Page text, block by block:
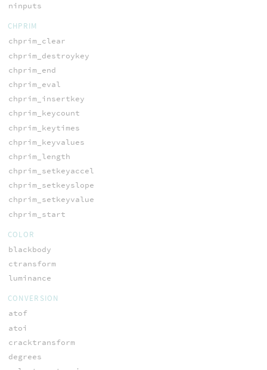
ninputs
CHPRIM
chprim_clear
chprim_destroykey
chprim_end
chprim_eval
chprim_insertkey
chprim_keycount
chprim_keytimes
chprim_keyvalues
chprim_length
chprim_setkeyaccel
chprim_setkeyslope
chprim_setkeyvalue
chprim_start
COLOR
blackbody
ctransform
luminance
CONVERSION
atof
atoi
cracktransform
degrees